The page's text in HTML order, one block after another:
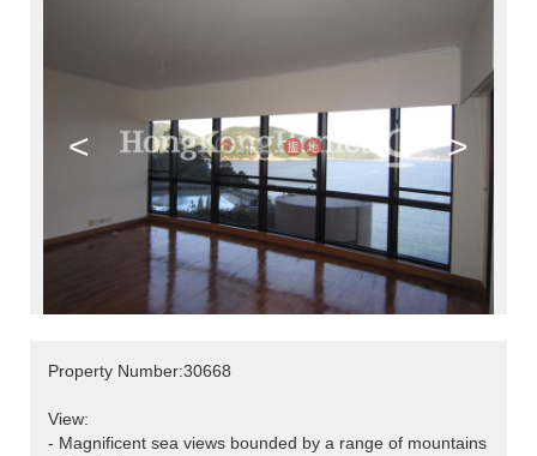
< >
Property Number:30668
View:
- Magnificent sea views bounded by a range of mountains